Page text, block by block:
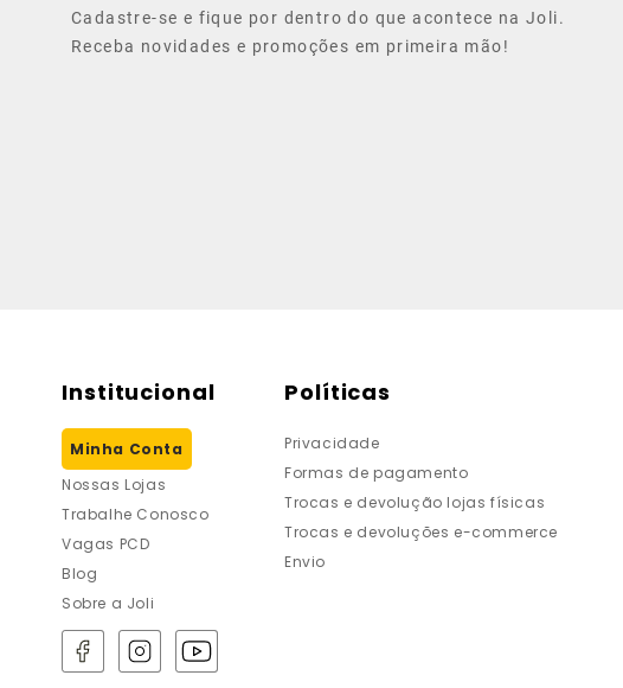
Cadastre-se e fique por dentro do que acontece na Joli.
Receba novidades e promoções em primeira mão!
Institucional
Minha Conta
Nossas Lojas
Trabalhe Conosco
Vagas PCD
Blog
Sobre a Joli
Políticas
Privacidade
Formas de pagamento
Trocas e devolução lojas físicas
Trocas e devoluções e-commerce
Envio